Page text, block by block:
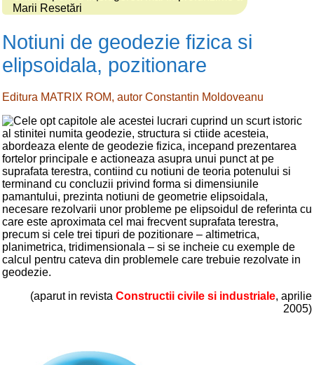
Marii Resetări
Notiuni de geodezie fizica si
elipsoidala, pozitionare
Editura MATRIX ROM, autor Constantin Moldoveanu
Cele opt capitole ale acestei lucrari cuprind un scurt istoric
al stinitei numita geodezie, structura si ctiide acesteia,
abordeaza elente de geodezie fizica, incepand prezentarea
fortelor principale e actioneaza asupra unui punct at pe
suprafata terestra, contiind cu notiuni de teoria potenului si
terminand cu concluzii privind forma si dimensiunile
pamantului, prezinta notiuni de geometrie elipsoidala,
necesare rezolvarii unor probleme pe elipsoidul de referinta cu
care este aproximata cel mai frecvent suprafata terestra,
precum si cele trei tipuri de pozitionare – altimetrica,
planimetrica, tridimensionala – si se incheie cu exemple de
calcul pentru cateva din problemele care trebuie rezolvate in
geodezie.
(aparut in revista Constructii civile si industriale, aprilie
2005)